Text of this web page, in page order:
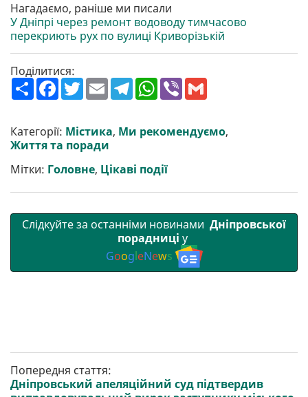
Нагадаємо, раніше ми писали
У Дніпрі через ремонт водоводу тимчасово
перекриють рух по вулиці Криворізькій
Поділитися:
П
о
р
и
т
F
a
b
o
o
T
w
t
e
r
E
m
l
T
e
g
r
m
W
h
s
A
p
V
r l
Категорії: Містика, Ми рекомендуємо,
Життя та поради
Мітки: Головне, Цікаві події
Слідкуйте за останніми новинами Дніпровської
порадниці у
GoogleNews
Попередня стаття:
Дніпровський апеляційний суд підтвердив